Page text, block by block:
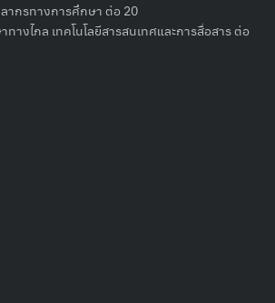
กรทางการศึกษา ต่อ 20
างไกล เทคโนโลยีสารสนเทศและการสื่อสาร ต่อ